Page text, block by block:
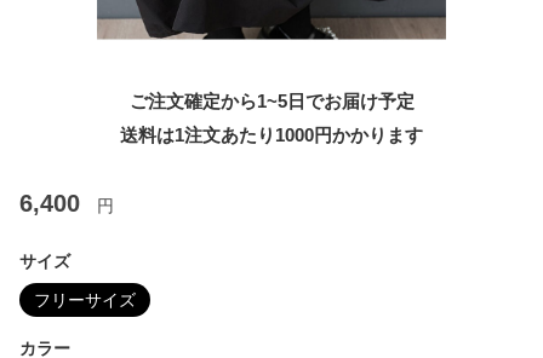
ご注文確定から1~5日でお届け予定
送料は1注文あたり 1000円かかります
6,400 円
サイズ
フリーサイズ
カラー